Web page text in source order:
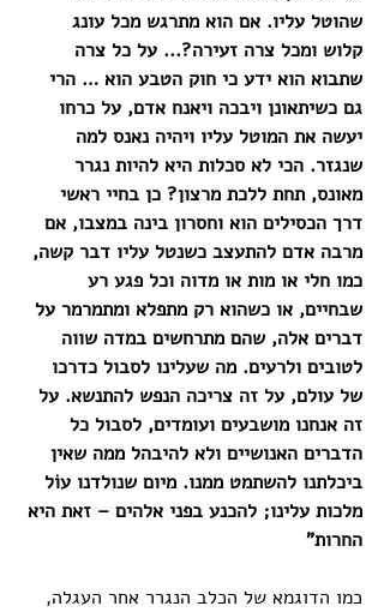
שהוטל עליו. אם הוא מתרגש מכל עונג
קלוש ומכל צרה זעירה?... על כל צרה
שתבוא הוא ידע כי חוק הטבע הוא … הרי
גם כשיתאונן ויבכה ויאנח אדם, על כרחו
יעשה את המוטל עליו ויהיה נאנס למה
שנגזר. הכי לא סכלות היא להיות נגרר
מאונס, תחת ללכת מרצון? כן בחיי ראשי
דרך הכסילים הוא וחסרון בינה במצבו, אם
מרבה אדם להתעצב כשנטל עליו דבר קשה,
כמו חלי או מות או מדוה וכל פגע רע
שבחיים, או כשהוא רק מתפלא ומתמרמר על
דברים אלה, שהם מתרחשים במדה שווה
לטובים ולרעים. מה שעלינו לסבול כדרכו
של עולם, על זה צריכה הנפש להתנשא. על
זה אנחנו מושבעים ועומדים, לסבול כל
הדברים האנושיים ולא להיבהל ממה שאין
ביכלתנו להשתמט ממנו. מיום שנולדנו עוֹל
מלכות עלינו; להכנע בפני אלהים – זאת היא
החרות"
כמו הדוגמא של הכלב הנגרר אחר העגלה,